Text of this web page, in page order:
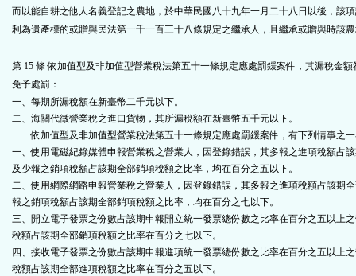
而以能自耕之他人名義登記之農地，於中華民國八十九年一月二十八日以後，該
利為遺產標的或贈與民法第一千一百三十八條規定之繼承人，且繼承或贈與時該
第 15 條依加值型及非加值型營業稅法第五十一條規定應處罰鍰案件，其漏稅金
免予處罰：
一、每期所漏稅額在新臺幣二千元以下。
二、海關代徵營業稅之進口貨物，其所漏稅額在新臺幣五千元以下。
依加值型及非加值型營業稅法第五十一條規定應處罰鍰案件，有下列情事之
一、使用電磁紀錄媒體申報營業稅之營業人，因登錄錯誤，其多報之進項稅額占
及少報之銷項稅額占該期全部銷項稅額之比率，均在百分之五以下。
二、使用網際網路申報營業稅之營業人，因登錄錯誤，其多報之進項稅額占該期
報之銷項稅額占該期全部銷項稅額之比率，均在百分之七以下。
三、開立電子發票之份數占該期申報開立統一發票總份數之比率在百分之五以上
稅額占該期全部銷項稅額之比率在百分之七以下。
四、接收電子發票之份數占該期申報進項統一發票總份數之比率在百分之五以上
稅額占該期全部進項稅額之比率在百分之五以下。